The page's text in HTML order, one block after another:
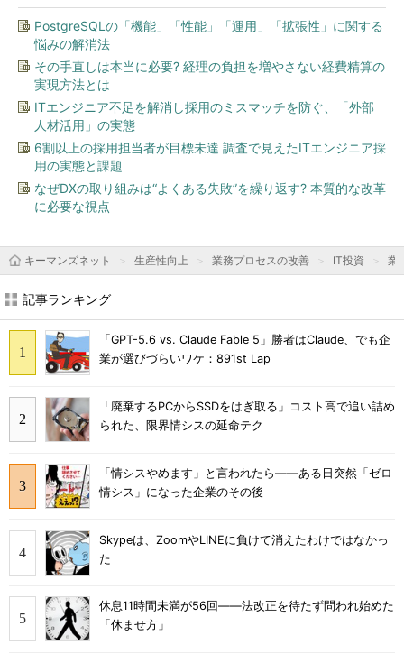
PostgreSQLの「機能」「性能」「運用」「拡張性」に関する
悩みの解消法
その手直しは本当に必要? 経理の負担を増やさない経費精算の
実現方法とは
ITエンジニア不足を解消し採用のミスマッチを防ぐ、「外部
人材活用」の実態
6割以上の採用担当者が目標未達 調査で見えたITエンジニア採
用の実態と課題
なぜDXの取り組みは“よくある失敗”を繰り返す? 本質的な改革
に必要な視点
キーマンズネット 生産性向上 業務プロセスの改善 IT投資 業
記事ランキング
「GPT-5.6 vs. Claude Fable 5」勝者はClaude、でも企
業が選びづらいワケ：891st Lap
「廃棄するPCからSSDをはぎ取る」コスト高で追い詰め
られた、限界情シスの延命テク
「情シスやめます」と言われたら――ある日突然「ゼロ
情シス」になった企業のその後
Skypeは、ZoomやLINEに負けて消えたわけではなかっ
た
休息11時間未満が56回――法改正を待たず問われ始めた
「休ませ方」